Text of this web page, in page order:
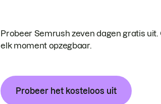
Probeer Semrush zeven dagen gratis uit.
elk moment opzegbaar.
Probeer het kosteloos uit